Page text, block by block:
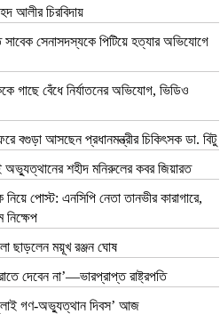
আলীর চিরবিদায়
সাবেক সেনাসদস্যকে পিটিয়ে হত্যার অভিযোগে
গাছে বেঁধে নির্যাতনের অভিযোগ, ভিডিও
বগুড়া আসছেন প্রধানমন্ত্রীর চিকিৎসক ডা. বিটু
অভ্যুত্থানের শহীদ মনিরুলের কবর জিয়ারত
নিয়ে পোস্ট: এনসিপি নেতা তানভীর কারাগারে,
ছাড়লেন ময়ূখ রঞ্জন ঘোষ
দেবেন না’—ভারপ্রাপ্ত রাষ্ট্রপতি
গণ-অভ্যুত্থান দিবস’ আজ